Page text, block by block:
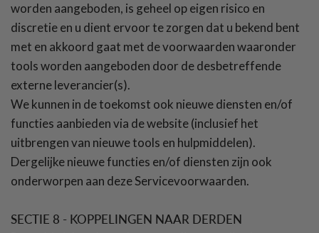
worden aangeboden, is geheel op eigen risico en
discretie en u dient ervoor te zorgen dat u bekend bent
met en akkoord gaat met de voorwaarden waaronder
tools worden aangeboden door de desbetreffende
externe leverancier(s).
We kunnen in de toekomst ook nieuwe diensten en/of
functies aanbieden via de website (inclusief het
uitbrengen van nieuwe tools en hulpmiddelen).
Dergelijke nieuwe functies en/of diensten zijn ook
onderworpen aan deze Servicevoorwaarden.
SECTIE 8 - KOPPELINGEN NAAR DERDEN